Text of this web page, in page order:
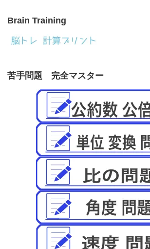
Brain Training
苦手問題 完全マスター